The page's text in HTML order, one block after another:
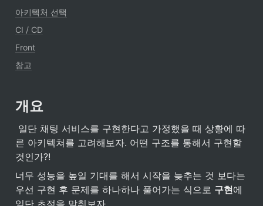
아키텍처 선택
CI / CD
Front
참고
개요
른 아키텍쳐를 고려해보자. 어떤 구조를 통해서 구현할
것인가?!
너무 성능을 높일 기대를 해서 시작을 늦추는 것 보다는
우선 구현 후 문제를 하나하나 풀어가는 식으로 구현에
일단 초점을 맞춰보자.